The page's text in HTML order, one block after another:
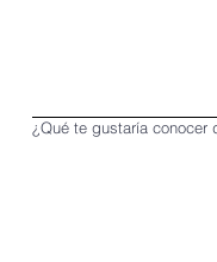
¿Qué te gustaría conocer